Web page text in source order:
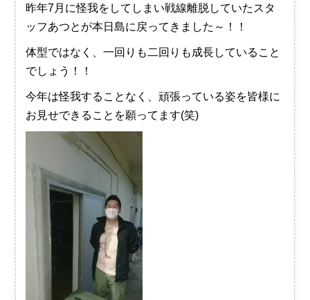
昨年7月に怪我をしてしまい戦線離脱していたスタ
ッフあつとが本日島に戻ってきました～！！
体型ではなく、一回りも二回りも成長していること
でしょう！！
今年は怪我することなく、頑張っている姿を皆様に
お見せできることを願ってます(笑)